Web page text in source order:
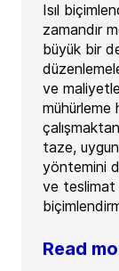
Isıl
zamandır
büyük bir
ve
mühürleme
taze,
yöntemini
ve teslimat
Read